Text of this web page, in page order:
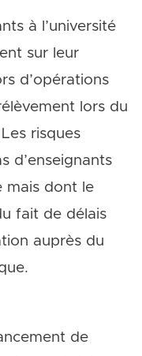
à l’université
sur leur
d’opérations
lors du
risques
d’enseignants
mais dont le
fait de délais
auprès du
de